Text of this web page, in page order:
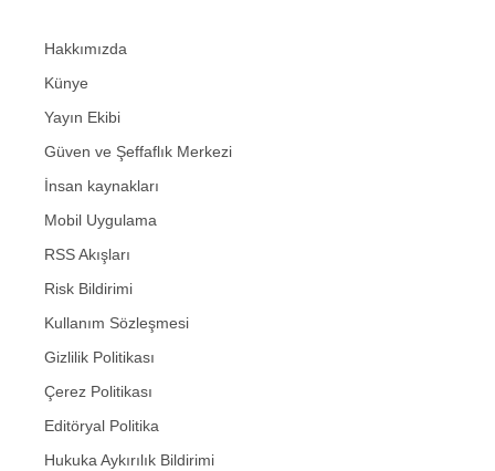
Hakkımızda
Künye
Yayın Ekibi
Güven ve Şeffaflık Merkezi
İnsan kaynakları
Mobil Uygulama
RSS Akışları
Risk Bildirimi
Kullanım Sözleşmesi
Gizlilik Politikası
Çerez Politikası
Editöryal Politika
Hukuka Aykırılık Bildirimi